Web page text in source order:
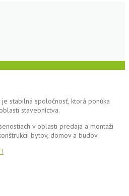
je stabilná spoločnosť, ktorá ponúka
stavebníctva.
v oblasti predaja a montáži
bytov, domov a budov.